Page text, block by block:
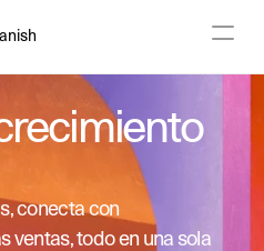
conecta con
ventas, todo en una sola